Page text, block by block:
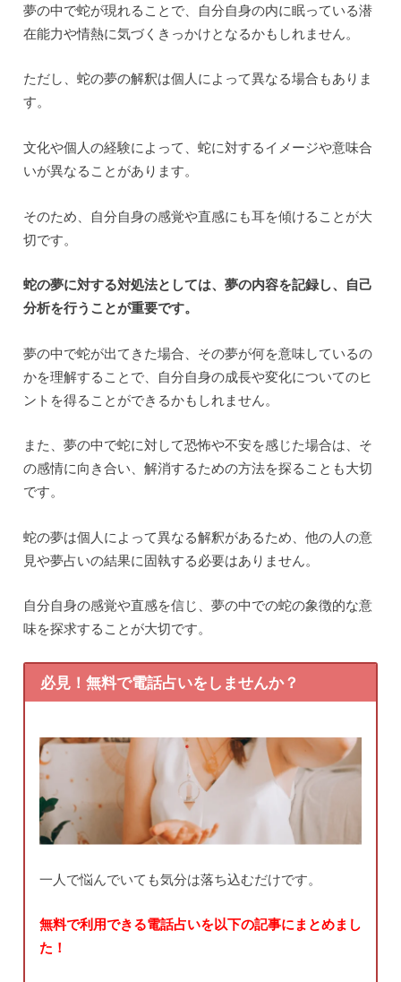
夢の中で蛇が現れることで、自分自身の内に眠っている潜
在能力や情熱に気づくきっかけとなるかもしれません。
ただし、蛇の夢の解釈は個人によって異なる場合もありま
す。
文化や個人の経験によって、蛇に対するイメージや意味合
いが異なることがあります。
そのため、自分自身の感覚や直感にも耳を傾けることが大
切です。
蛇の夢に対する対処法としては、夢の内容を記録し、自己
分析を行うことが重要です。
夢の中で蛇が出てきた場合、その夢が何を意味しているの
かを理解することで、自分自身の成長や変化についてのヒ
ントを得ることができるかもしれません。
また、夢の中で蛇に対して恐怖や不安を感じた場合は、そ
の感情に向き合い、解消するための方法を探ることも大切
です。
蛇の夢は個人によって異なる解釈があるため、他の人の意
見や夢占いの結果に固執する必要はありません。
自分自身の感覚や直感を信じ、夢の中での蛇の象徴的な意
味を探求することが大切です。
必見！無料で電話占いをしませんか？
一人で悩んでいても気分は落ち込むだけです。
無料で利用できる電話占いを以下の記事にまとめまし
た！